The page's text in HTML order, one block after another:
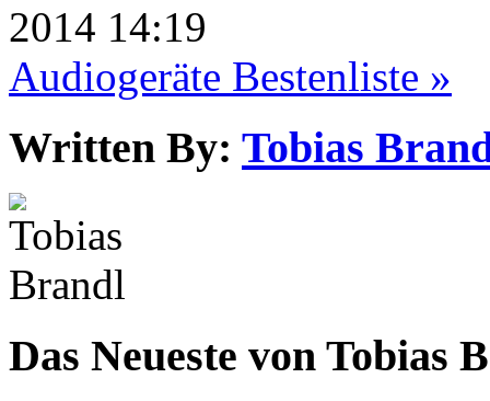
2014 14:19
Audiogeräte Bestenliste »
Written By: Tobias
Das Neueste von Tobias